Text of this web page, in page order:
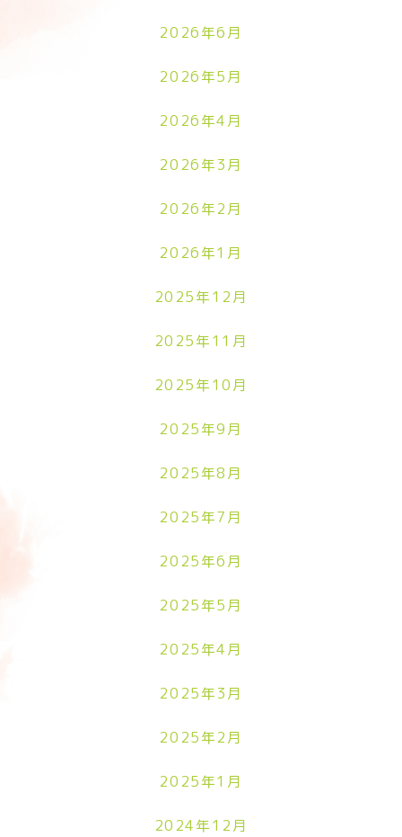
2026年6月
2026年5月
2026年4月
2026年3月
2026年2月
2026年1月
2025年12月
2025年11月
2025年10月
2025年9月
2025年8月
2025年7月
2025年6月
2025年5月
2025年4月
2025年3月
2025年2月
2025年1月
2024年12月